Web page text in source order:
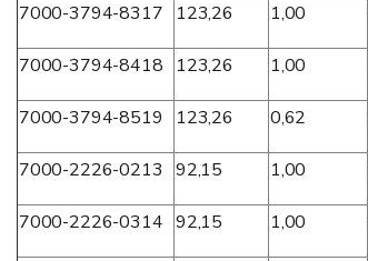
7000-3794-8317 123,26 1,00
7000-3794-8418 123,26 1,00
7000-3794-8519 123,26 0,62
7000-2226-0213 92,15 1,00
7000-2226-0314 92,15 1,00